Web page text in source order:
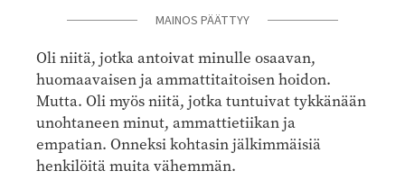
MAINOS PÄÄTTYY
Oli niitä, jotka antoivat minulle osaavan,
huomaavaisen ja ammattitaitoisen hoidon.
Mutta. Oli myös niitä, jotka tuntuivat tykkänään
unohtaneen minut, ammattietiikan ja
empatian. Onneksi kohtasin jälkimmäisiä
henkilöitä muita vähemmän.